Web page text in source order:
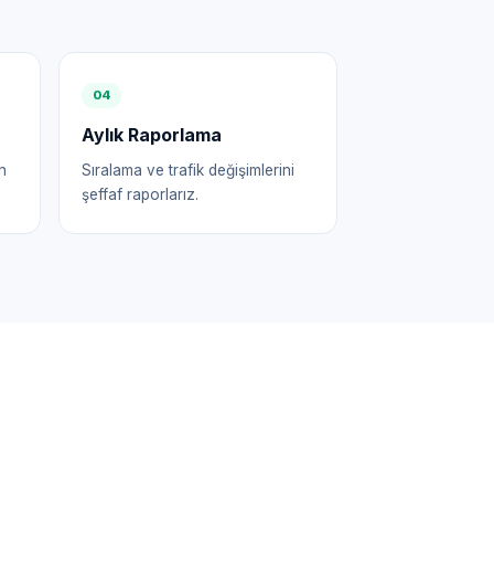
04
Aylık Raporlama
Sıralama ve trafik değişimlerini
şeffaf raporlarız.